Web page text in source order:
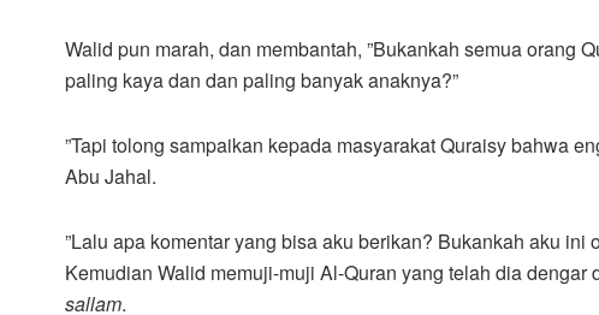
Walid pun marah, dan membantah, ”Bukankah semua orang
paling kaya dan dan paling banyak anaknya?”
”Tapi tolong sampaikan kepada masyarakat Quraisy bahwa
Abu Jahal.
”Lalu apa komentar yang bisa aku berikan? Bukankah aku ini
Kemudian Walid memuji-muji Al-Quran yang telah dia dengar
sallam.